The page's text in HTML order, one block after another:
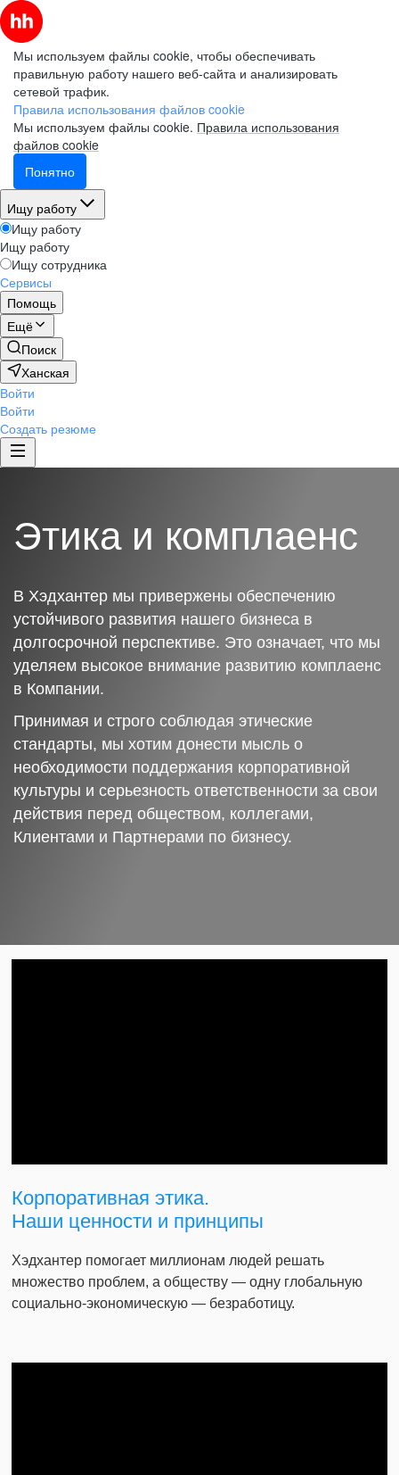
Мы используем файлы cookie, чтобы обеспечивать
правильную работу нашего веб-сайта и анализировать
сетевой трафик.
Правила использования файлов cookie
Мы используем файлы cookie. Правила использования
файлов cookie
Понятно
Ищу работу
Ищу работу
Ищу работу
Ищу сотрудника
Сервисы
Помощь
Ещё
Поиск
Ханская
Войти
Войти
Создать резюме
Этика и комплаенс
В Хэдхантер мы привержены обеспечению
устойчивого развития нашего бизнеса в
долгосрочной перспективе. Это означает, что мы
уделяем высокое внимание развитию комплаенс
в Компании.
Принимая и строго соблюдая этические
стандарты, мы хотим донести мысль о
необходимости поддержания корпоративной
культуры и серьезность ответственности за свои
действия перед обществом, коллегами,
Клиентами и Партнерами по бизнесу.
Корпоративная этика.
Наши ценности и принципы
Хэдхантер помогает миллионам людей решать
множество проблем, а обществу — одну глобальную
социально-экономическую — безработицу.